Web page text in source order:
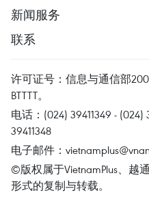
新闻服务
联系
许可证号：信息与通信部
BTTTT。
电话：(024) 39411349 - (024)
39411348
电子邮件：
©版权属于VietnamPlus、越
形式的复制与转载。